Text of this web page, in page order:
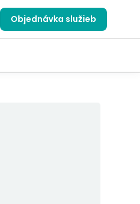
Objednávka služieb